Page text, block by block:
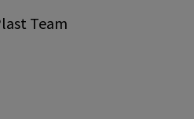
Team